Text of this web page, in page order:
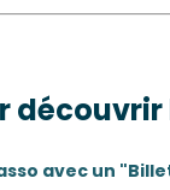
découvrir
avec un